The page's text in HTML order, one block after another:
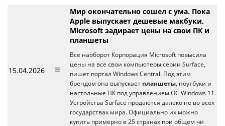
15.04.2026
Мир окончательно сошел с ума. Пока
Apple выпускает дешевые макбуки,
Microsoft задирает цены на свои ПК и
планшеты
Все наоборот Корпорация Microsoft повысила
цены на все свои компьютеры серии Surface,
пишет портал Windows Central. Под этим
брендом она выпускает планшеты, ноутбуки и
настольные ПК под управлением ОС Windows 11.
Устройства Surface продаются далеко не во всех
государствах мира. Официально их можно
купить примерно в 25 странах при общем чи